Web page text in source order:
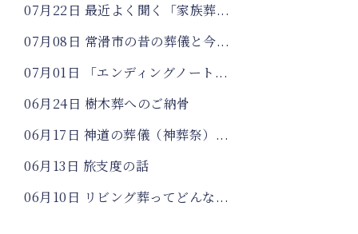
07月22日 最近よく聞く「家族葬...
07月08日 常滑市の昔の葬儀と今...
07月01日 「エンディングノート...
06月24日 樹木葬へのご納骨
06月17日 神道の葬儀（神葬祭）...
06月13日 旅支度の話
06月10日 リビング葬ってどんな...